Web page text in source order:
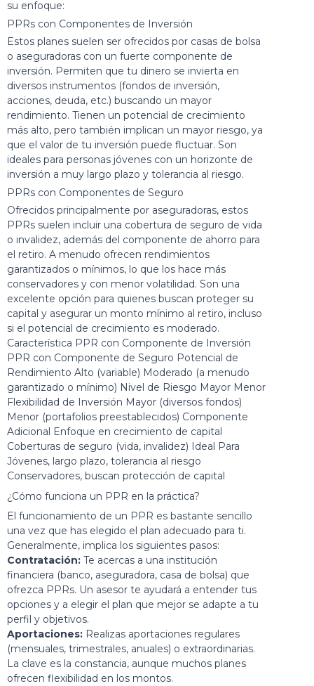
su enfoque:
PPRs con Componentes de Inversión
Estos planes suelen ser ofrecidos por casas de bolsa
o aseguradoras con un fuerte componente de
inversión. Permiten que tu dinero se invierta en
diversos instrumentos (fondos de inversión,
acciones, deuda, etc.) buscando un mayor
rendimiento. Tienen un potencial de crecimiento
más alto, pero también implican un mayor riesgo, ya
que el valor de tu inversión puede fluctuar. Son
ideales para personas jóvenes con un horizonte de
inversión a muy largo plazo y tolerancia al riesgo.
PPRs con Componentes de Seguro
Ofrecidos principalmente por aseguradoras, estos
PPRs suelen incluir una cobertura de seguro de vida
o invalidez, además del componente de ahorro para
el retiro. A menudo ofrecen rendimientos
garantizados o mínimos, lo que los hace más
conservadores y con menor volatilidad. Son una
excelente opción para quienes buscan proteger su
capital y asegurar un monto mínimo al retiro, incluso
si el potencial de crecimiento es moderado.
Característica PPR con Componente de Inversión
PPR con Componente de Seguro Potencial de
Rendimiento Alto (variable) Moderado (a menudo
garantizado o mínimo) Nivel de Riesgo Mayor Menor
Flexibilidad de Inversión Mayor (diversos fondos)
Menor (portafolios preestablecidos) Componente
Adicional Enfoque en crecimiento de capital
Coberturas de seguro (vida, invalidez) Ideal Para
Jóvenes, largo plazo, tolerancia al riesgo
Conservadores, buscan protección de capital
¿Cómo funciona un PPR en la práctica?
El funcionamiento de un PPR es bastante sencillo
una vez que has elegido el plan adecuado para ti.
Generalmente, implica los siguientes pasos:
Contratación: Te acercas a una institución
financiera (banco, aseguradora, casa de bolsa) que
ofrezca PPRs. Un asesor te ayudará a entender tus
opciones y a elegir el plan que mejor se adapte a tu
perfil y objetivos.
Aportaciones: Realizas aportaciones regulares
(mensuales, trimestrales, anuales) o extraordinarias.
La clave es la constancia, aunque muchos planes
ofrecen flexibilidad en los montos.